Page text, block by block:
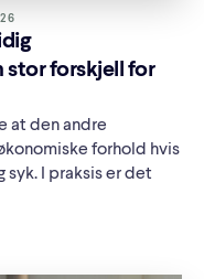
stor forskjell for
at den andre
forhold hvis
I praksis er det